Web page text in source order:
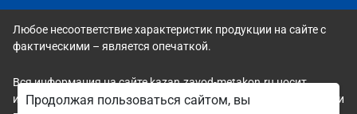
Любое несоответствие характеристик продукции на сайте с
фактическими – является опечаткой.
Вся информация на сайте kazan.zavod-metakon.ru носит
исключительно ознакомительный и справочный характер и ни
Продолжая пользоваться сайтом, вы